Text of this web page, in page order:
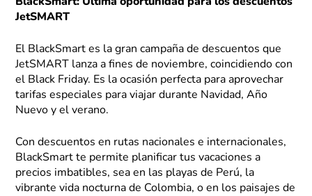
JetSMART
El BlackSmart es la gran campaña de descuentos que
JetSMART lanza a fines de noviembre, coincidiendo con
el Black Friday. Es la ocasión perfecta para aprovechar
tarifas especiales para viajar durante Navidad, Año
Nuevo y el verano.
Con descuentos en rutas nacionales e internacionales,
BlackSmart te permite planificar tus vacaciones a
precios imbatibles, sea en las playas de Perú, la
vibrante vida nocturna de Colombia, o en los paisajes de